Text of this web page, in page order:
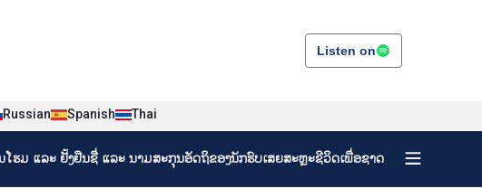
Listen on
Russian Spanish Thai
ຮມ ແລະ ຢັ້ງຢືນຊື່ ແລະ ນາມສະກຸນອັດຖິຂອງນັກຮົບເສຍສະຫຼະຊີວິດເພື່ອຊາດ